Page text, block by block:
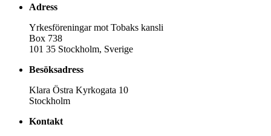
Adress
Yrkesföreningar mot Tobaks kansli
Box 738
101 35 Stockholm, Sverige
Besöksadress
Klara Östra Kyrkogata 10
Stockholm
Kontakt